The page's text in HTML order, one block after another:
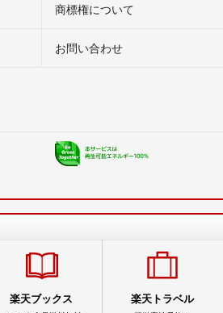
商標権について
お問い合わせ
楽天ブックス 楽天トラベル